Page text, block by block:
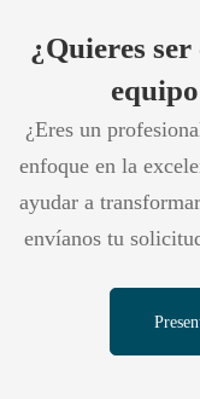
¿Quieres
¿Eres un
enfoque en la
ayudar a
envíanos tu